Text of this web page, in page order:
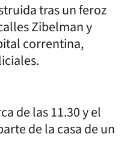
tras un feroz
Zibelman y
correntina,
de las 11.30 y el
de la casa de un